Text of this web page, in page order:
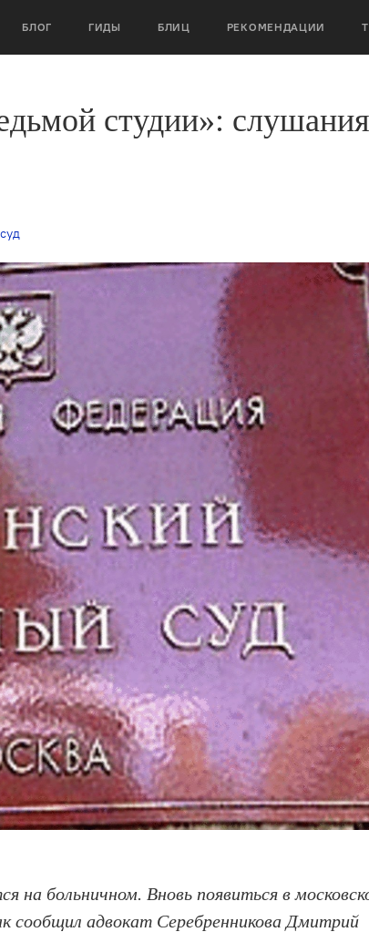
БЛОГ ГИДЫ БЛИЦ РЕКОМЕНДАЦИИ
студии»: слушания
на больничном. Вновь появиться в
сообщил адвокат Серебренникова Дмитрий